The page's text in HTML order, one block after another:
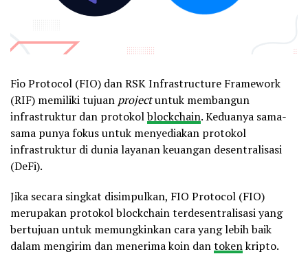
Fio Protocol (FIO) dan RSK Infrastructure Framework
(RIF) memiliki tujuan projectuntuk membangun
infrastruktur dan protokolblockchain. Keduanya sama-
sama punya fokus untuk menyediakan protokol
infrastruktur di dunia layanan keuangan desentralisasi
(DeFi).
Jika secara singkat disimpulkan, FIO Protocol (FIO)
merupakan protokol blockchain terdesentralisasi yang
bertujuan untuk memungkinkan cara yang lebih baik
dalam mengirim dan menerima koin dantokenkripto.